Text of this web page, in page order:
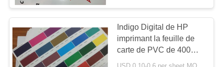
Indigo Digital de HP
imprimant la feuille de
carte de PVC de 400
microns